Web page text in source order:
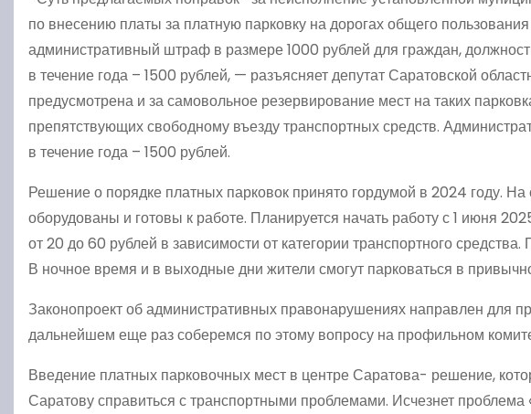
по внесению платы за платную парковку на дорогах общего
административный штраф в размере 1000 рублей для граждан,
в течение года – 1500 рублей, — разъясняет депутат Саратовской
предусмотрена и за самовольное резервирование мест на таких
препятствующих свободному въезду транспортных средств.
в течение года – 1500 рублей.
Решение о порядке платных парковок принято гордумой в 2024 году. На
оборудованы и готовы к работе. Планируется начать работу с 1 июня
от 20 до 60 рублей в зависимости от категории транспортного
В ночное время и в выходные дни жители смогут парковаться в
Законопроект об административных правонарушениях направлен для
дальнейшем еще раз соберемся по этому вопросу на профильном
Введение платных парковочных мест в центре Саратова- решение,
Саратову справиться с транспортными проблемами. Исчезнет проблема